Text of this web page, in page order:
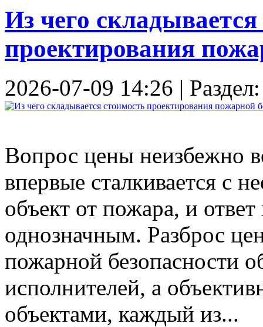
Из чего
проектирования
2026-07-09 14:26 |
Вопрос цены неизбежно
впервые сталкивается с
объект от пожара, и
однозначным. Разброс
пожарной безопасности
исполнителей, а
объектами, каждый из...